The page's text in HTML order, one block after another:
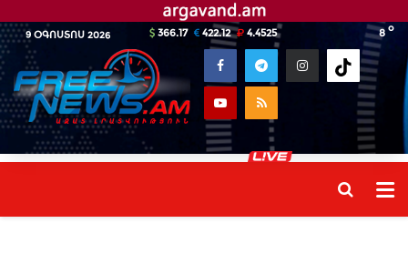
9 ՕԳՈՍՏՈՍ 2026 8 o
366.17 422.12 4.4525